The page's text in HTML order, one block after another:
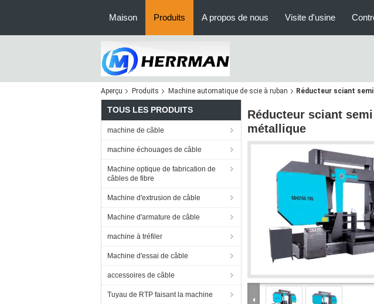
Maison Produits A propos de nous Visite d'usine
Aperçu Produits Machine automatique de scie à ruban Réducteur sciant
TOUS LES PRODUITS
machine de câble
machine échouages de câble
Machine optique de fabrication de
câbles de fibre
Machine d'extrusion de câble
Machine d'armature de câble
machine à tréfiler
Machine d'essai de câble
accessoires de câble
Tuyau de RTP faisant la machine
Réducteur sciant
métallique